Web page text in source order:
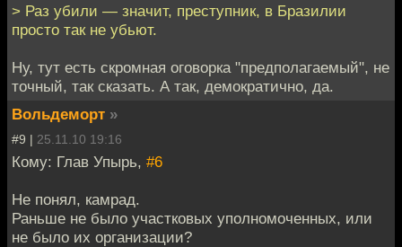
> Раз убили — значит, преступник, в Бразилии
просто так не убьют.
Ну, тут есть скромная оговорка "предполагаемый", не
точный, так сказать. А так, демократично, да.
Вольдеморт »
#9 | 25.11.10 19:16
Кому: Глав Упырь, #6
Не понял, камрад.
Раньше не было участковых уполномоченных, или
не было их организации?